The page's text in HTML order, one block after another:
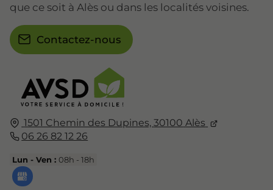
1501 Chemin des Dupines,30100 Alès
06 26 82 12 26
Lun - Ven :08h - 18h
que ce soit à Alès ou dans les localités voisines.
Contactez-nous